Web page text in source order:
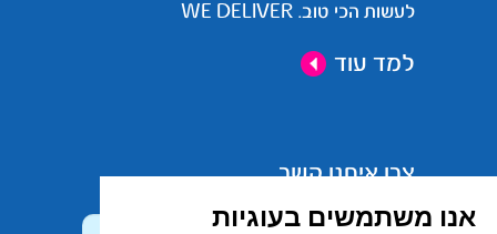
אנו משתמשים בעוגיות
לעשות הכי טוב. WE DELIVER
למד עוד
צרו איתנו קשר